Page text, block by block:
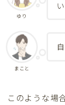
ゆり
まこと
このような場合